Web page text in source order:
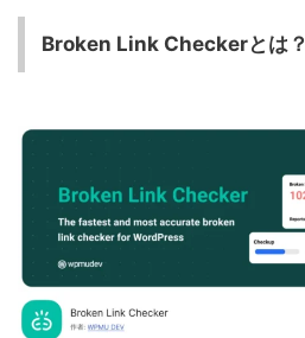
Broken Link Checkerとは？